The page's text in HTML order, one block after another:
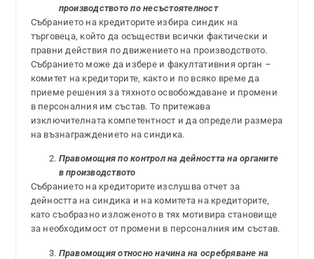
производството по несъстоятелност
Събранието на кредиторите избира синдик на
търговеца, който да осъществи всички фактически и
правни действия по движението на производството.
Събранието може да избере и факултативния орган –
комитет на кредиторите, както и по всяко време да
приеме решения за тяхното освобождаване и промени
в персоналния им състав. То притежава
изключителната компетентност и да определи размера
на възнаграждението на синдика.
Правомощия по контрол на дейността на органите
в производството
Събранието на кредиторите изслушва отчет за
дейността на синдика и на комитета на кредиторите,
като съобразно изложеното в тях мотивира становище
за необходимост от промени в персоналния им състав.
Правомощия относно начина на осребряване на